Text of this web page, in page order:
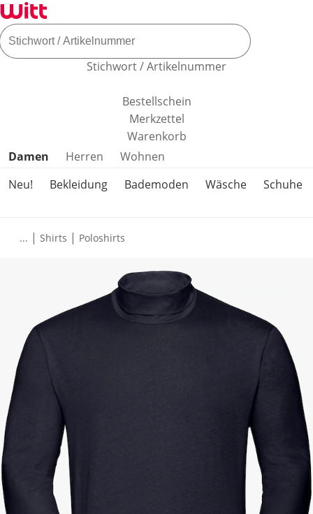
Stichwort / Artikelnummer
Bestellschein
Merkzettel
Warenkorb
Produktkategorien überspringen
Damen Herren
Wohnen
Neu!
Bekleidung Bademoden Wäsche Schuhe
... | Shirts | Poloshirts